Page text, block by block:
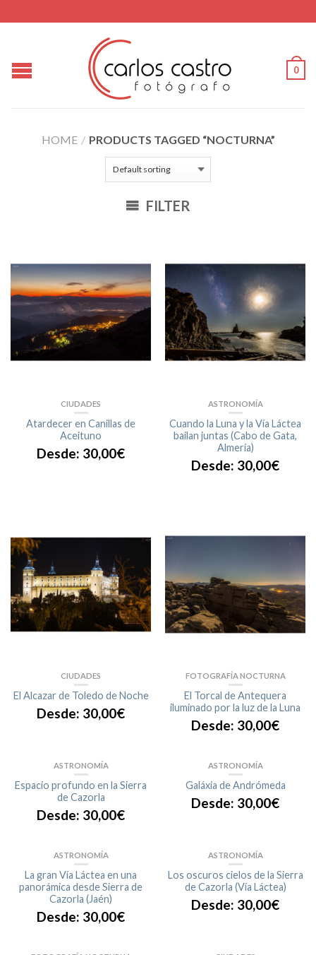
0
HOME / PRODUCTS TAGGED “NOCTURNA”
FILTER
CIUDADES
Atardecer en Canillas de
Aceituno
Desde: 30,00€
ASTRONOMÍA
Cuando la Luna y la Vía Láctea
bailan juntas (Cabo de Gata,
Almería)
Desde: 30,00€
CIUDADES
El Alcazar de Toledo de Noche
Desde: 30,00€
FOTOGRAFÍA NOCTURNA
El Torcal de Antequera
iluminado por la luz de la Luna
Desde: 30,00€
ASTRONOMÍA
Espacio profundo en la Sierra
de Cazorla
Desde: 30,00€
ASTRONOMÍA
Galáxia de Andrómeda
Desde: 30,00€
ASTRONOMÍA
La gran Vía Láctea en una
panorámica desde Sierra de
Cazorla (Jaén)
Desde: 30,00€
ASTRONOMÍA
Los oscuros cielos de la Sierra
de Cazorla (Vía Láctea)
Desde: 30,00€